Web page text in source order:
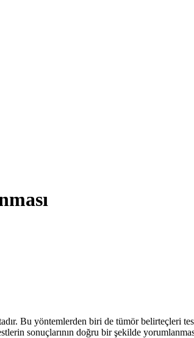
Bu yöntemlerden biri de tümör
sonuçlarının doğru bir şekilde